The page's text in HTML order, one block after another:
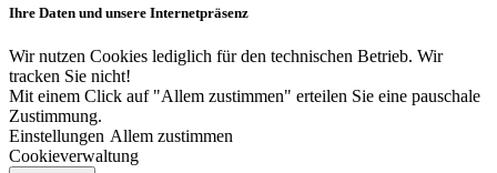
Ihre Daten und unsere Internetpräsenz
Wir nutzen Cookies lediglich für den technischen Betrieb. Wir
tracken Sie nicht!
Mit einem Click auf "Allem zustimmen" erteilen Sie eine pauschale
Zustimmung.
Einstellungen Allem zustimmen
Cookieverwaltung